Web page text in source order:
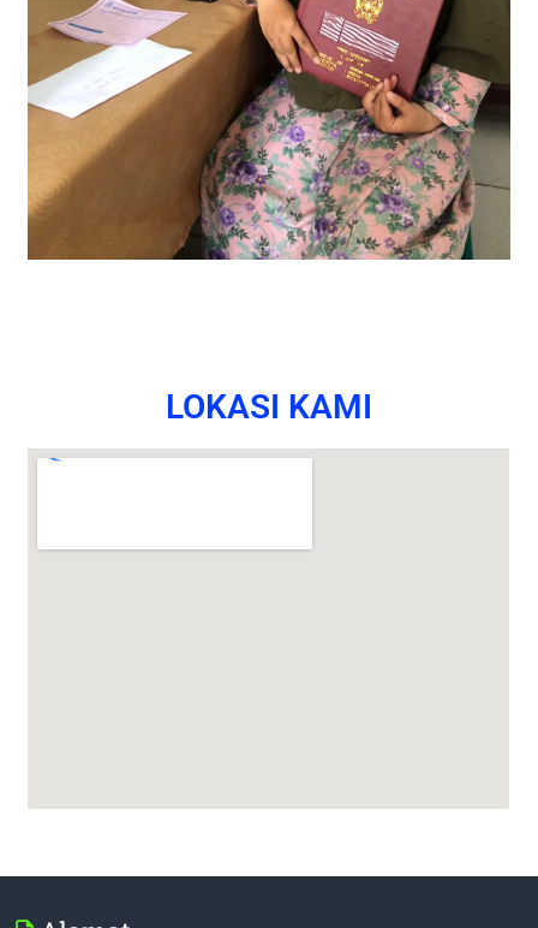
LOKASI KAMI